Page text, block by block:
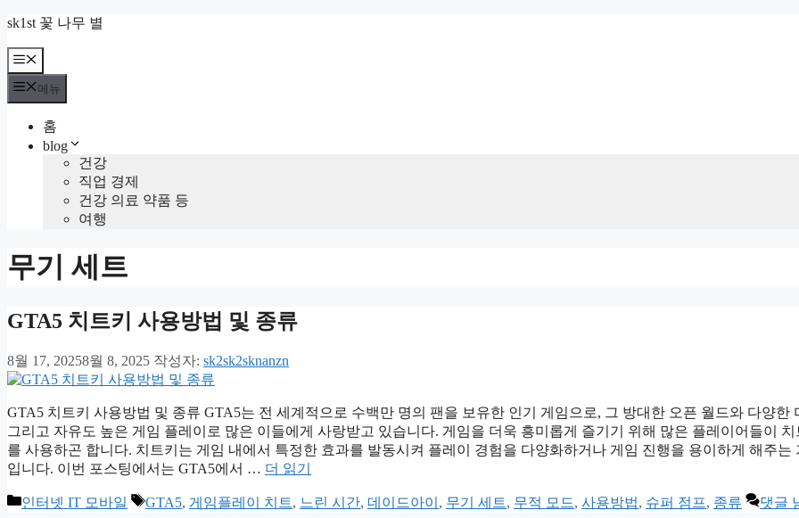
컨
츠
로
sk1st 꽃 나무 별
메
뉴
메뉴
홈
blog
건강
직업 경제
건강 의료 약품 등
여행
무기 세트
GTA5 치트키 사용방법 및 종류
8월 17, 20258월 8, 2025 작성자: sk2sk2sknanzn
GTA5 치트키 사용방법 및 종류 GTA5는 전 세계적으로 수백만 명의 팬을 보유한 인기 게임으로, 그 방대한 오픈 월드와 다양한
그리고 자유도 높은 게임 플레이로 많은 이들에게 사랑받고 있습니다. 게임을 더욱 흥미롭게 즐기기 위해 많은 플레이어들이 치
를 사용하곤 합니다. 치트키는 게임 내에서 특정한 효과를 발동시켜 플레이 경험을 다양화하거나 게임 진행을 용이하게 해주는
입니다. 이번 포스팅에서는 GTA5에서 … 더 읽기
카
인터넷 IT 모바일
태
GTA5, 게임플레이 치트, 느린 시간, 데이드아이 , 무기 세트, 무적 모드, 사용방법, 슈퍼 점프, 종류 댓글